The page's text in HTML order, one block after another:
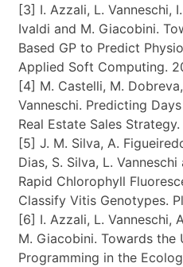
[3] I. Azzali, L. Vanneschi,
Ivaldi and M. Giacobini.
Based GP to Predict
Applied Soft Computing.
[4] M. Castelli, M.
Vanneschi. Predicting
Real Estate Sales
[5] J. M. Silva, A.
Dias, S. Silva, L.
Rapid Chlorophyll
Classify Vitis Genotypes.
[6] I. Azzali, L. Vanneschi,
M. Giacobini. Towards the
Programming in the